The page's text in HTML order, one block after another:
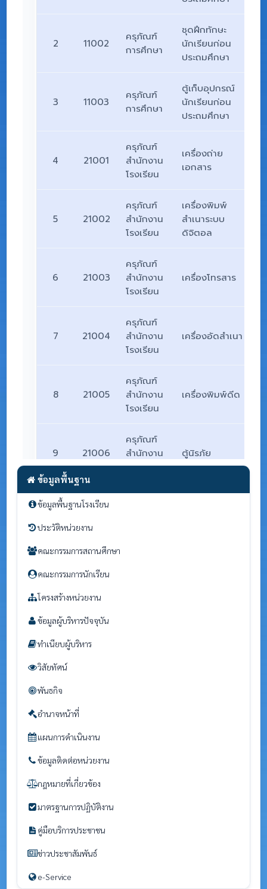
ข้อมูลพื้นฐาน
ข้อมูลพื้นฐานโรงเรียน
ประวัติหน่วยงาน
คณะกรรมการสถานศึกษา
คณะกรรมการนักเรียน
โครงสร้างหน่วยงาน
ข้อมูลผู้บริหารปัจจุบัน
ทำเนียบผู้บริหาร
วิสัยทัศน์
พันธกิจ
อำนาจหน้าที่
แผนการดำเนินงาน
ข้อมูลติดต่อหน่วยงาน
กฎหมายที่เกี่ยวข้อง
มาตรฐานการปฏิบัติงาน
คู่มือบริการประชาชน
ข่าวประชาสัมพันธ์
e-Service